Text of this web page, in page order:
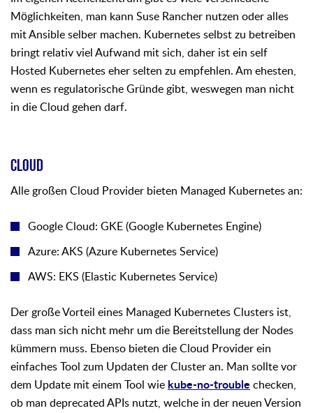
Möglichkeiten, man kann Suse Rancher nutzen oder alles
mit Ansible selber machen. Kubernetes selbst zu betreiben
bringt relativ viel Aufwand mit sich, daher ist ein self
Hosted Kubernetes eher selten zu empfehlen. Am ehesten,
wenn es regulatorische Gründe gibt, weswegen man nicht
in die Cloud gehen darf.
CLOUD
Alle großen Cloud Provider bieten Managed Kubernetes an:
Google Cloud: GKE (Google Kubernetes Engine)
Azure: AKS (Azure Kubernetes Service)
AWS: EKS (Elastic Kubernetes Service)
Der große Vorteil eines Managed Kubernetes Clusters ist,
dass man sich nicht mehr um die Bereitstellung der Nodes
kümmern muss. Ebenso bieten die Cloud Provider ein
einfaches Tool zum Updaten der Cluster an. Man sollte vor
dem Update mit einem Tool wie kube-no-trouble checken,
ob man deprecated APIs nutzt, welche in der neuen Version